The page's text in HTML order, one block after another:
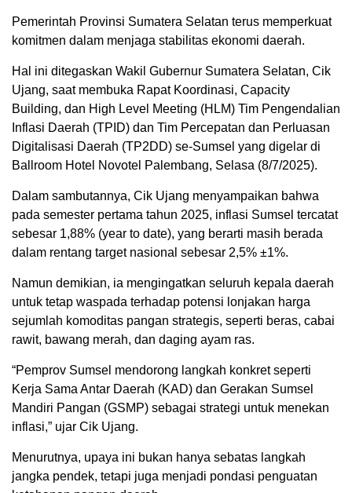
Pemerintah Provinsi Sumatera Selatan terus memperkuat
komitmen dalam menjaga stabilitas ekonomi daerah.
Hal ini ditegaskan Wakil Gubernur Sumatera Selatan, Cik
Ujang, saat membuka Rapat Koordinasi, Capacity
Building, dan High Level Meeting (HLM) Tim Pengendalian
Inflasi Daerah (TPID) dan Tim Percepatan dan Perluasan
Digitalisasi Daerah (TP2DD) se-Sumsel yang digelar di
Ballroom Hotel Novotel Palembang, Selasa (8/7/2025).
Dalam sambutannya, Cik Ujang menyampaikan bahwa
pada semester pertama tahun 2025, inflasi Sumsel tercatat
sebesar 1,88% (year to date), yang berarti masih berada
dalam rentang target nasional sebesar 2,5% ±1%.
Namun demikian, ia mengingatkan seluruh kepala daerah
untuk tetap waspada terhadap potensi lonjakan harga
sejumlah komoditas pangan strategis, seperti beras, cabai
rawit, bawang merah, dan daging ayam ras.
“Pemprov Sumsel mendorong langkah konkret seperti
Kerja Sama Antar Daerah (KAD) dan Gerakan Sumsel
Mandiri Pangan (GSMP) sebagai strategi untuk menekan
inflasi,” ujar Cik Ujang.
Menurutnya, upaya ini bukan hanya sebatas langkah
jangka pendek, tetapi juga menjadi pondasi penguatan